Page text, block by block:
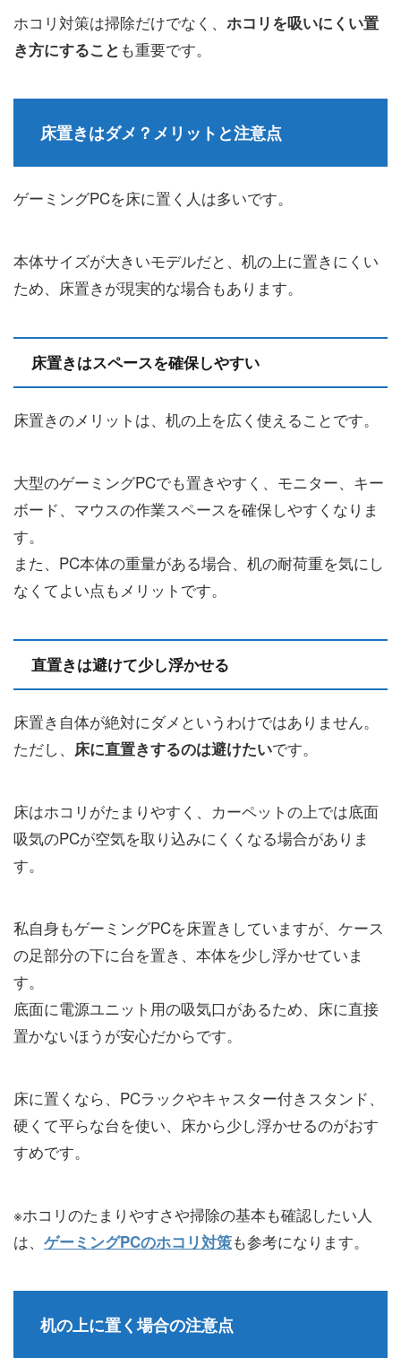
ホコリ対策は掃除だけでなく、 ホコリを吸いにくい置
き方にすること も重要です。
床置きはダメ？メリットと注意点
ゲーミングPCを床に置く人は多いです。
本体サイズが大きいモデルだと、机の上に置きにくい
ため、床置きが現実的な場合もあります。
床置きはスペースを確保しやすい
床置きのメリットは、机の上を広く使えることです。
大型のゲーミングPCでも置きやすく、モニター、キー
ボード、マウスの作業スペースを確保しやすくなりま
す。
また、PC本体の重量がある場合、机の耐荷重を気にし
なくてよい点もメリットです。
直置きは避けて少し浮かせる
床置き自体が絶対にダメというわけではありません。
ただし、 床に直置きするのは避けたいです。
床はホコリがたまりやすく、カーペットの上では底面
吸気のPCが空気を取り込みにくくなる場合がありま
す。
私自身もゲーミングPCを床置きしていますが、ケース
の足部分の下に台を置き、本体を少し浮かせていま
す。
底面に電源ユニット用の吸気口があるため、床に直接
置かないほうが安心だからです。
床に置くなら、PCラックやキャスター付きスタンド、
硬くて平らな台を使い、床から少し浮かせるのがおす
すめです。
※ホコリのたまりやすさや掃除の基本も確認したい人
は、 ゲーミングPCのホコリ対策も参考になります。
机の上に置く場合の注意点